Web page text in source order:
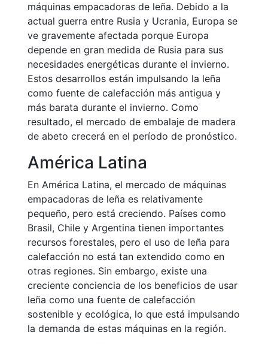
máquinas empacadoras de leña. Debido a la
actual guerra entre Rusia y Ucrania, Europa se
ve gravemente afectada porque Europa
depende en gran medida de Rusia para sus
necesidades energéticas durante el invierno.
Estos desarrollos están impulsando la leña
como fuente de calefacción más antigua y
más barata durante el invierno. Como
resultado, el mercado de embalaje de madera
de abeto crecerá en el período de pronóstico.
América Latina
En América Latina, el mercado de máquinas
empacadoras de leña es relativamente
pequeño, pero está creciendo. Países como
Brasil, Chile y Argentina tienen importantes
recursos forestales, pero el uso de leña para
calefacción no está tan extendido como en
otras regiones. Sin embargo, existe una
creciente conciencia de los beneficios de usar
leña como una fuente de calefacción
sostenible y ecológica, lo que está impulsando
la demanda de estas máquinas en la región.